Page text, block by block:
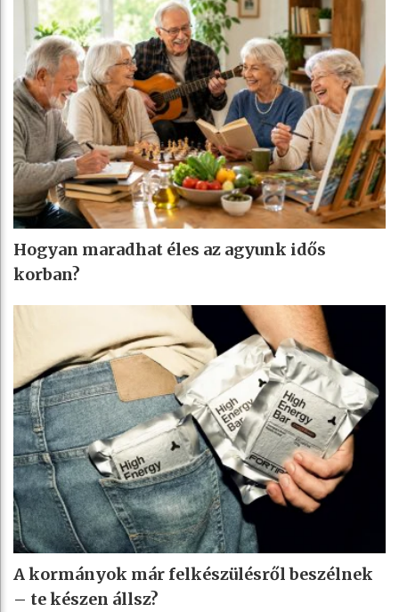
Hogyan maradhat éles az agyunk idős
korban?
A kormányok már felkészülésről beszélnek
– te készen állsz?